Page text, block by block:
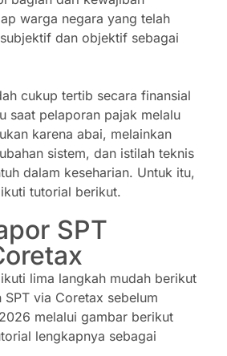
warga negara yang telah
dan objektif sebagai
cukup tertib secara finansial
saat pelaporan pajak melalu
karena abai, melainkan
sistem, dan istilah teknis
dalam keseharian. Untuk itu,
tutorial berikut.
SPT
lima langkah mudah berikut
via Coretax sebelum
melalui gambar berikut
lengkapnya sebagai